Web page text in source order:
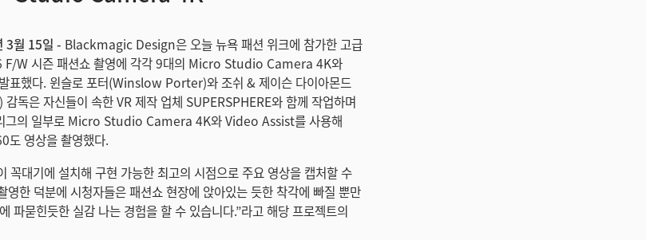
3월 15일 - Blackmagic Design은 오늘 뉴욕 패션 위크에 참가한 고급
W 시즌 패션쇼 촬영에 각각 9대의 Micro Studio Camera 4K와
표했다. 윈슬로 포터(Winslow Porter)와 조쉬 & 제이슨 다이아몬드
은 자신들이 속한 VR 제작 업체 SUPERSPHERE와 함께 작업하며
의 일부로 Micro Studio Camera 4K와 Video Assist를 사용해
도 영상을 촬영했다.
꼭대기에 설치해 구현 가능한 최고의 시점으로 주요 영상을 캡처할 수
영한 덕분에 시청자들은 패션쇼 현장에 앉아있는 듯한 착각에 빠질 뿐만
파묻힌듯한 실감 나는 경험을 할 수 있습니다.”라고 해당 프로젝트의